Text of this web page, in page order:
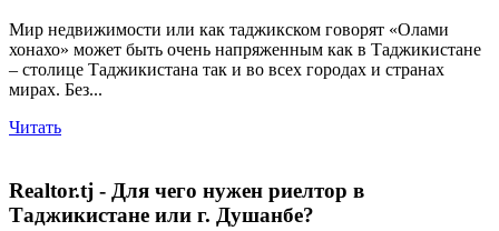
Мир недвижимости или как таджикском говорят «Олами
хонахо» может быть очень напряженным как в Таджикистане
– столице Таджикистана так и во всех городах и странах
мирах. Без...
Читать
Realtor.tj - Для чего нужен риелтор в
Таджикистане или г. Душанбе?